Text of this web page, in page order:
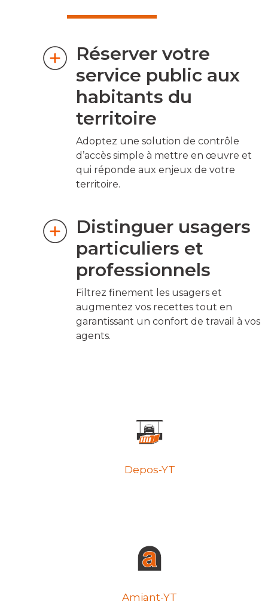
Réserver votre
service public aux
habitants du
territoire
Adoptez une solution de contrôle
d’accès simple à mettre en œuvre et
qui réponde aux enjeux de votre
territoire.
Distinguer usagers
particuliers et
professionnels
Filtrez finement les usagers et
augmentez vos recettes tout en
garantissant un confort de travail à vos
agents.
Depos-YT
Amiant-YT